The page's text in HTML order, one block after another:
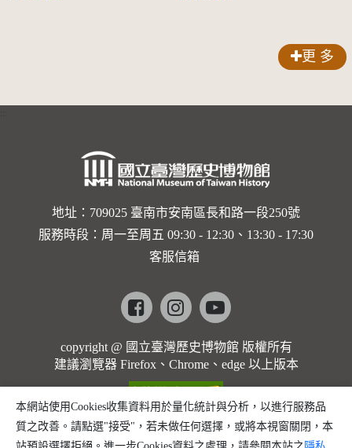
更 多
地址：709025 臺南市安南區長和路一段250號
服務時段：周一至周五 09:30 - 12:30、13:30 - 17:30
客服信箱
Facebookinstagramyoutube
copyright @ 國立臺灣歷史博物館 版權所有
建議瀏覽器 Firefox、Chrome、edge 以上版本
本網站使用Cookies收集資料用於量化統計與分析，以進行服務品
質之改善。請點選"接受"，若未做任何選擇，或將本視窗關閉，本
站預設選擇拒絕。進一步Cookies資料之處理，請參閱本站之 隱私